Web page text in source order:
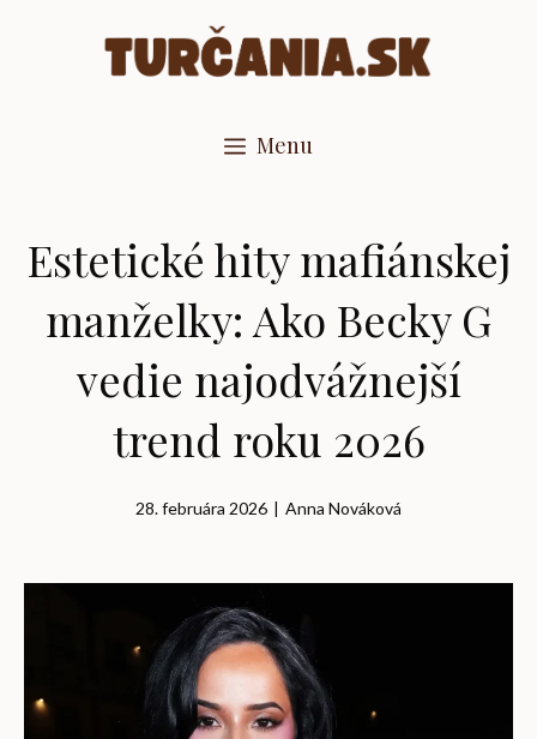
Menu
Estetické hity mafiánskej
manželky: Ako Becky G
vedie najodvážnejší
trend roku 2026
28. februára 2026 | Anna Nováková